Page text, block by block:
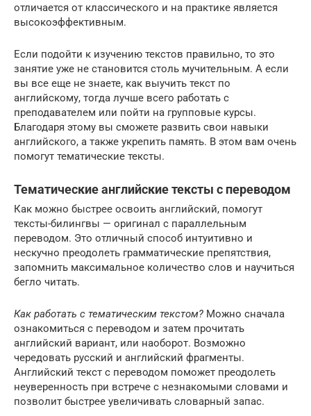
отличается от классического и на практике является
высокоэффективным.
Если подойти к изучению текстов правильно, то это
занятие уже не становится столь мучительным. А если
вы все еще не знаете, как выучить текст по
английскому, тогда лучше всего работать с
преподавателем или пойти на групповые курсы.
Благодаря этому вы сможете развить свои навыки
английского, а также укрепить память. В этом вам очень
помогут тематические тексты.
Тематические английские тексты с переводом
Как можно быстрее освоить английский, помогут
тексты-билингвы — оригинал с параллельным
переводом. Это отличный способ интуитивно и
нескучно преодолеть грамматические препятствия,
запомнить максимальное количество слов и научиться
бегло читать.
Как работать с тематическим текстом? Можно сначала
ознакомиться с переводом и затем прочитать
английский вариант, или наоборот. Возможно
чередовать русский и английский фрагменты.
Английский текст с переводом поможет преодолеть
неуверенность при встрече с незнакомыми словами и
позволит быстрее увеличивать словарный запас.